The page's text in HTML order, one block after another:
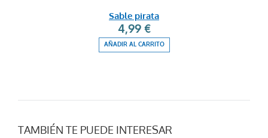
Sable pirata
4,99 €
AÑADIR AL CARRITO
TAMBIÉN TE PUEDE INTERESAR